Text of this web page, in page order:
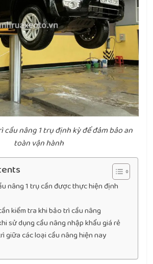
cầu nâng 1 trụ định kỳ để đảm bảo an
toàn vận hành
nâng 1 trụ cần được thực hiện định
kiểm tra khi bảo trì cầu nâng
sử dụng cầu nâng nhập khẩu giá rẻ
giữa các loại cầu nâng hiện nay